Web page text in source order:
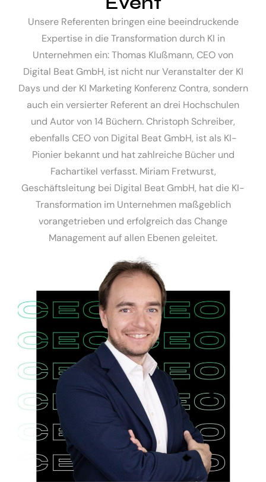
Unsere Referenten bringen eine beeindruckende
Expertise in die Transformation durch KI in
Unternehmen ein: Thomas Klußmann, CEO von
Digital Beat GmbH, ist nicht nur Veranstalter der KI
Days und der KI Marketing Konferenz Contra, sondern
auch ein versierter Referent an drei Hochschulen
und Autor von 14 Büchern. Christoph Schreiber,
ebenfalls CEO von Digital Beat GmbH, ist als KI-
Pionier bekannt und hat zahlreiche Bücher und
Fachartikel verfasst. Miriam Fretwurst,
Geschäftsleitung bei Digital Beat GmbH, hat die KI-
Transformation im Unternehmen maßgeblich
vorangetrieben und erfolgreich das Change
Management auf allen Ebenen geleitet.